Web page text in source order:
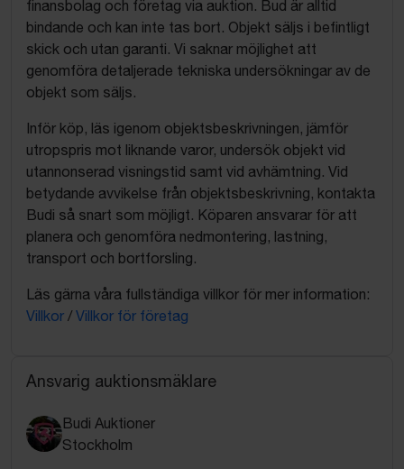
finansbolag och företag via auktion. Bud är alltid
bindande och kan inte tas bort. Objekt säljs i befintligt
skick och utan garanti. Vi saknar möjlighet att
genomföra detaljerade tekniska undersökningar av de
objekt som säljs.
Inför köp, läs igenom objektsbeskrivningen, jämför
utropspris mot liknande varor, undersök objekt vid
utannonserad visningstid samt vid avhämtning. Vid
betydande avvikelse från objektsbeskrivning, kontakta
Budi så snart som möjligt. Köparen ansvarar för att
planera och genomföra nedmontering, lastning,
transport och bortforsling.
Läs gärna våra fullständiga villkor för mer information:
Villkor / Villkor för företag
Ansvarig auktionsmäklare
Budi Auktioner
Stockholm